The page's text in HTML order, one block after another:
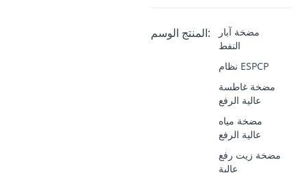
المنتج الوسم:
مضخة آبار
النفط
نظام ESPCP
مضخة غاطسة
عالية الرفع
مضخة مياه
عالية الرفع
مضخة زيت رفع
عالية